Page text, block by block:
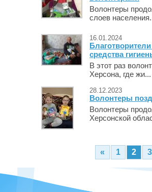
Волонтеры
слоев
16.01.2024
средства
В этот раз
Херсона, где
28.12.2023
Волонтеры
Волонтеры
Херсонской
« 1 2 3